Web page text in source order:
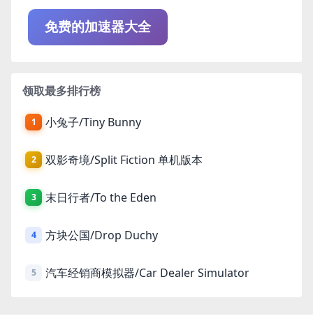
免费的加速器大全
领取最多排行榜
1 小兔子/Tiny Bunny
2 双影奇境/Split Fiction 单机版本
3 末日行者/To the Eden
4 方块公国/Drop Duchy
5 汽车经销商模拟器/Car Dealer Simulator